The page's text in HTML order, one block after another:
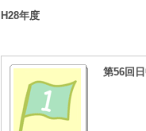
H28年度
第56回